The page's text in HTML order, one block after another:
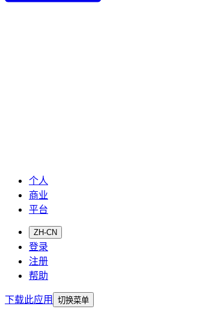
个人
商业
平台
ZH-CN
登录
注册
帮助
下载此应用 切换菜单